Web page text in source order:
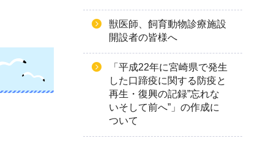
獣医師、飼育動物診療施設
開設者の皆様へ
「平成22年に宮崎県で発生
した口蹄疫に関する防疫と
再生・復興の記録”忘れな
いそして前へ”」の作成に
ついて